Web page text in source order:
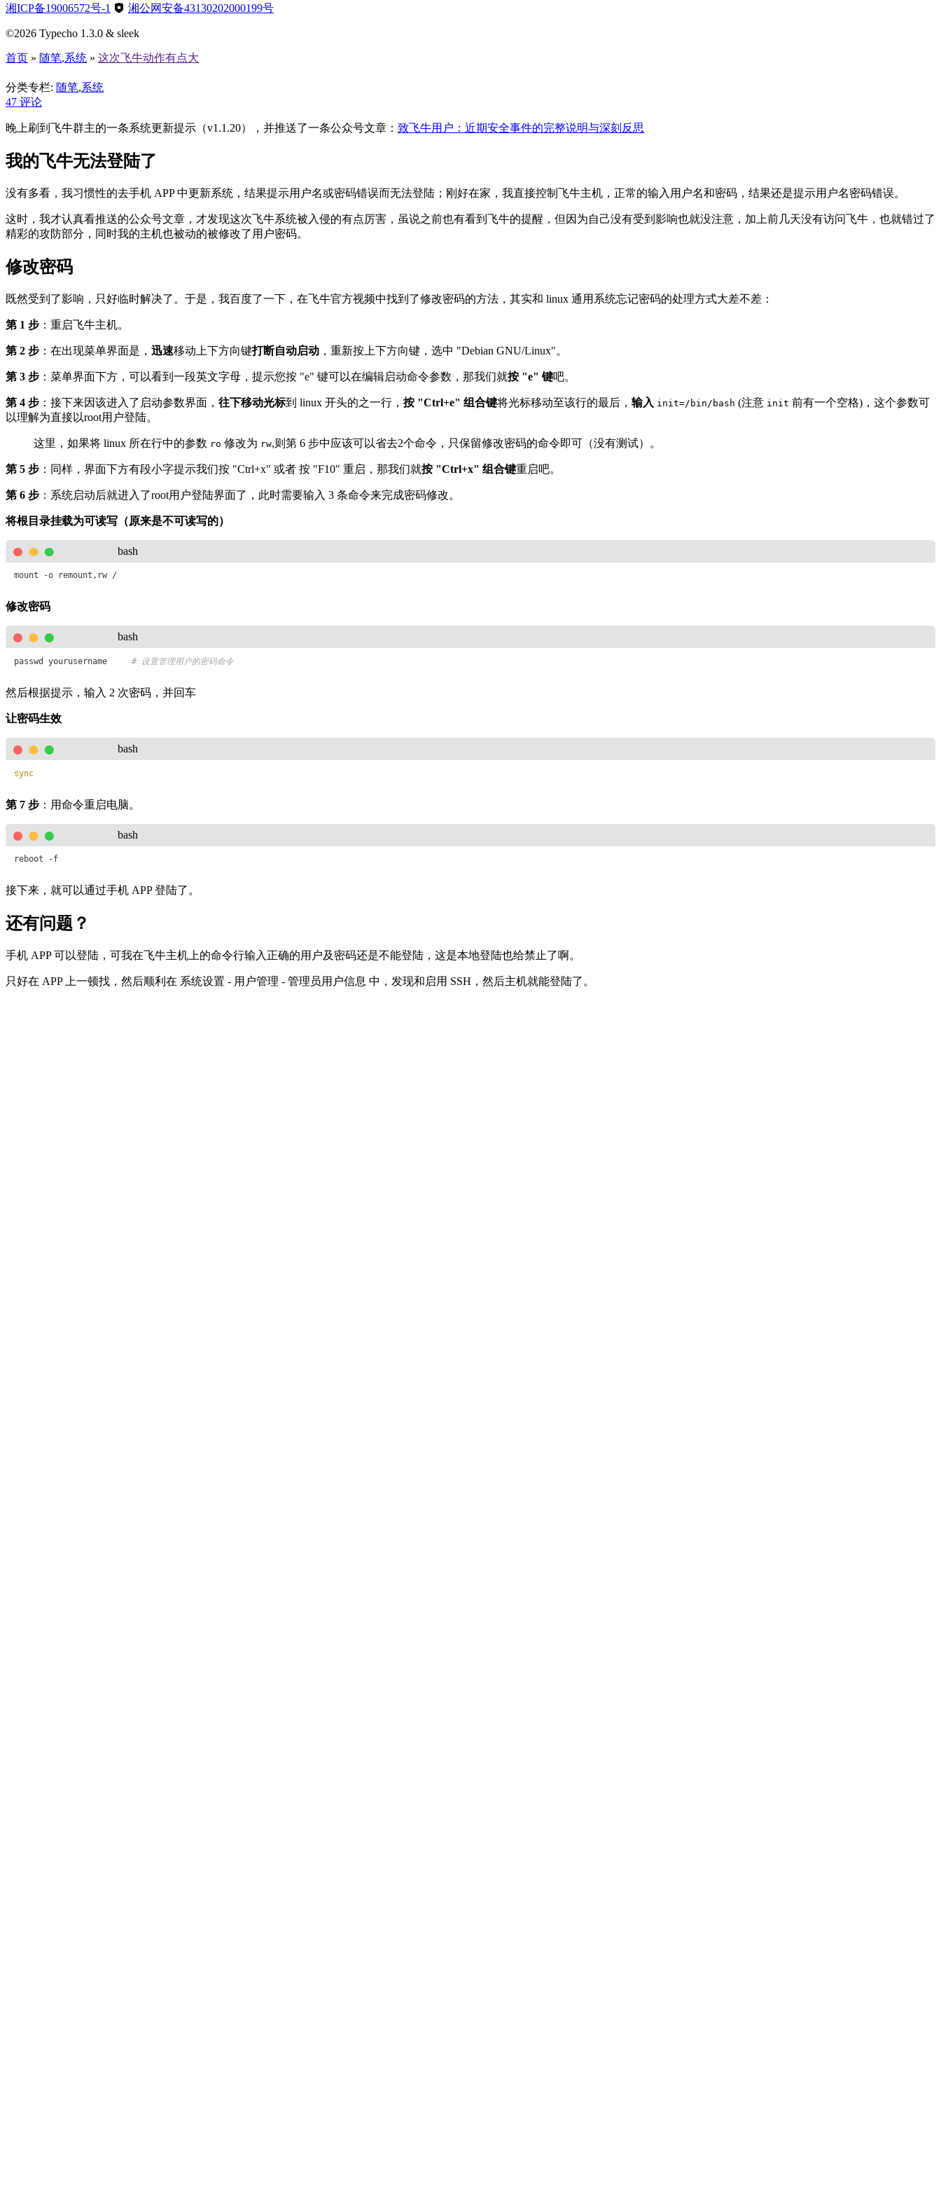
湘ICP备19006572号-1 湘公网安备43130202000199号
©2026 Typecho 1.3.0 & sleek
首页 » 随笔,系统 » 这次飞牛动作有点大
分类专栏: 随笔,系统
47 评论
晚上刷到飞牛群主的一条系统更新提示（v1.1.20），并推送了一条公众号文章： 致飞牛用户：近期安全事件的完整说明与深刻反思
我的飞牛无法登陆了
没有多看，我习惯性的去手机 APP 中更新系统，结果提示用户名或密码错误而无法登陆；刚好在家，我直接控制飞牛主机，正常的输入用户名和密码，结果还是提示用户名密码错误。
这时，我才认真看推送的公众号文章，才发现这次飞牛系统被入侵的有点厉害，虽说之前也有看到飞牛的提醒，但因为自己没有受到影响也就没注意，加上前几天没有访问飞牛，也就错过了
精彩的攻防部分，同时我的主机也被动的被修改了用户密码。
修改密码
既然受到了影响，只好临时解决了。于是，我百度了一下，在飞牛官方视频中找到了修改密码的方法，其实和 linux 通用系统忘记密码的处理方式大差不差：
第 1 步 ：重启飞牛主机。
第 2 步 ：在出现菜单界面是， 迅速移动上下方向键打断自动启动 ，重新按上下方向键，选中 "Debian GNU/Linux"。
第 3 步 ：菜单界面下方，可以看到一段英文字母，提示您按 "e" 键可以在编辑启动命令参数，那我们就按 "e" 键吧。
第 4 步 ：接下来因该进入了启动参数界面， 往下移动光标到 linux 开头的之一行， 按 "Ctrl+e" 组合键将光标移动至该行的最后， 输入 init=/bin/bash (注意 init 前有一个空格)，这个参数可
以理解为直接以root用户登陆。
这里，如果将 linux 所在行中的参数 ro 修改为 rw,则第 6 步中应该可以省去2个命令，只保留修改密码的命令即可（没有测试）。
第 5 步 ：同样，界面下方有段小字提示我们按 "Ctrl+x" 或者 按 "F10" 重启，那我们就按 "Ctrl+x" 组合键重启吧。
第 6 步 ：系统启动后就进入了root用户登陆界面了，此时需要输入 3 条命令来完成密码修改。
将根目录挂载为可读写（原来是不可读写的）
bash
mount -o remount,rw /
修改密码
bash
passwd yourusername # 设置管理用户的密码命令
然后根据提示，输入 2 次密码，并回车
让密码生效
bash
sync
第 7 步 ：用命令重启电脑。
bash
reboot -f
接下来，就可以通过手机 APP 登陆了。
还有问题？
手机 APP 可以登陆，可我在飞牛主机上的命令行输入正确的用户及密码还是不能登陆，这是本地登陆也给禁止了啊。
只好在 APP 上一顿找，然后顺利在 系统设置 - 用户管理 - 管理员用户信息 中，发现和启用 SSH，然后主机就能登陆了。